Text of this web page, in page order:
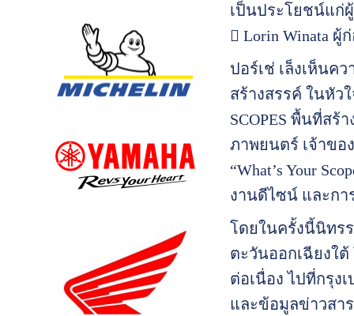
เป็นประโยชน์แก่
 Lorin Winata ผู้
ปอร์เช่ เล็งเห็นค
สร้างสรรค์ ในหัว
SCOPES พื้นที่ส
ภาพยนตร์ เจ้าขอ
“What’s Your
งานดีไซน์ และก
โดยในครั้งนี้นิทรร
ตะวันออกเฉียงใ
ต่อเนื่อง ไปที่กรุง
และข้อมูลข่าวสา